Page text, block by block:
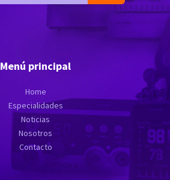
Menú principal
Home
Especialidades
Noticias
Nosotros
Contacto